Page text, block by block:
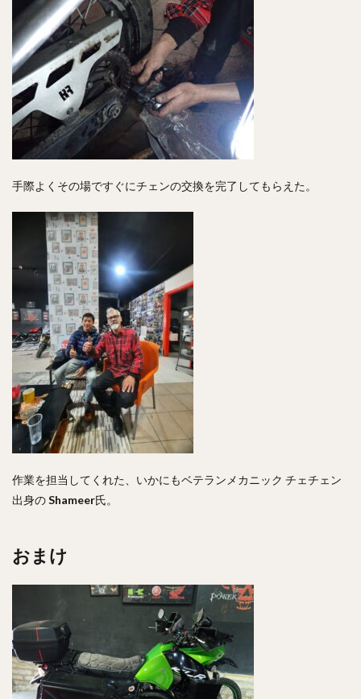
手際よくその場ですぐにチェンの交換を完了してもらえた。
作業を担当してくれた、いかにもベテランメカニック チェチェン
出身のShameer氏。
おまけ